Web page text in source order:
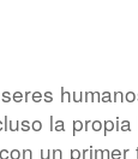
la
un